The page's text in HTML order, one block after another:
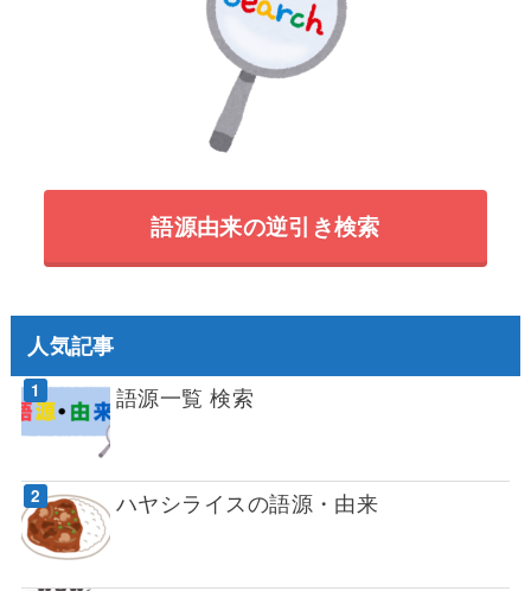
語源由来の逆引き検索
人気記事
語源一覧 検索
ハヤシライスの語源・由来